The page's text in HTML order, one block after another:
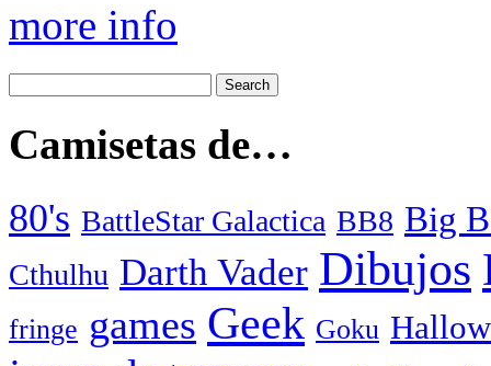
more info
Camisetas de…
80's BattleStar Galactica BB8 Big
Cthulhu Darth Vader Dibujos
fringe games Geek Goku